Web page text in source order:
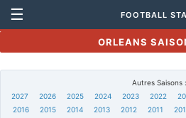
☰ FOOTBALL
ORLEANS
Autres Saisons :
2027
2026 2025 2024 2023 2022
2016
2015 2014 2013 2012 2011